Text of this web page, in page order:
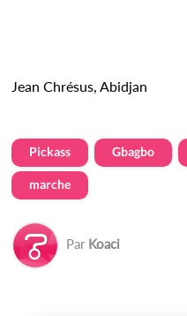
Jean Chrésus, Abidjan
Pickass Gbagbo
marche
Par Koaci